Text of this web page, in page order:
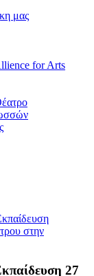
μας
for Arts
στην
27